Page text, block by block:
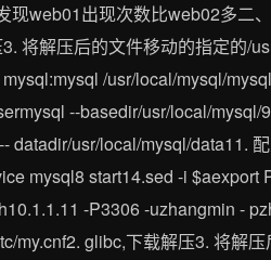
现web01出现次数比web02多二
将解压后的文件移动的指定的/
/usr/local/mysql/
--basedir/usr/local/mysql/
datadir/usr/local/mysql/data11.
mysql8 start14.sed -i $aexport
-P3306 -uzhangmin -
my.cnf2. glibc,下载解压3. 将解